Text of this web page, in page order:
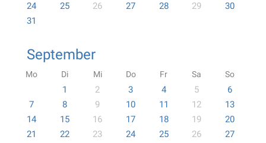
24
25 26 27 28 29
30
31
September
Mo Di Mi Do Fr Sa So
1 2 3 4 5
6
7
8 9 10 11 12
13
14
15 16 17 18 19
20
21
22 23 24 25 26
27